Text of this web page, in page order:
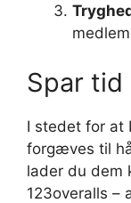
Spar tid
I stedet for at
forgæves til
lader du dem
123overalls –